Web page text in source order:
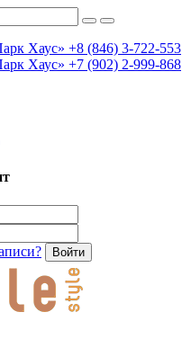
Хаус» +8 (846) 3-722-553
Хаус» +7 (902) 2-999-868
Войти